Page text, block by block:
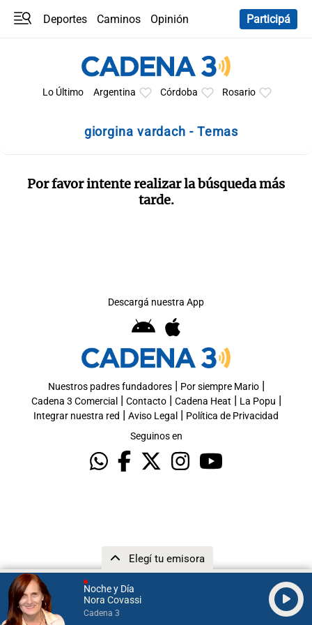
Noche y Día
Nora Covassi
Cadena 3
Elegí tu emisora
Deportes Caminos
Opinión
Participá
Lo Último Argentina Córdoba Rosario
giorgina vardach - Temas
Por favor intente realizar la búsqueda más
tarde.
Descargá nuestra App
Nuestros padres fundadores| Por siempre Mario|
Cadena 3 Comercial | Contacto| Cadena Heat | La Popu |
Integrar nuestra red | Aviso Legal | Política de Privacidad
Seguinos en